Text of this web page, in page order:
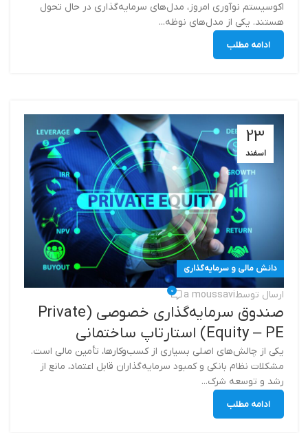
اکوسیستم نوآوری امروز، مدل‌های سرمایه‌گذاری در حال تحول
هستند. یکی از مدل‌های نوظه...
ادامه مطلب
23
اسفند
دانش مالی و سرمایه‌گذاری
ارسال توسطa moussavi
0
صندوق سرمایه‌گذاری خصوصی (Private
Equity – PE) استارتاپ ساختمانی
یکی از چالش‌های اصلی بسیاری از کسب‌وکارها، تأمین مالی است.
مشکلات نظام بانکی و کمبود سرمایه‌گذاران قابل اعتماد، مانع از
رشد و توسعه شرک...
ادامه مطلب